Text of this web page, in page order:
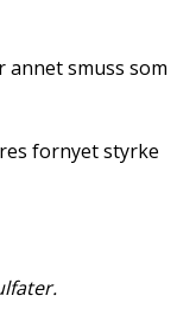
annet smuss som
fornyet styrke